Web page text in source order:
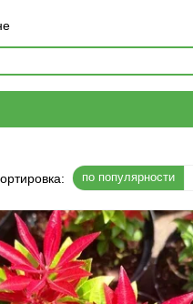
по популярности